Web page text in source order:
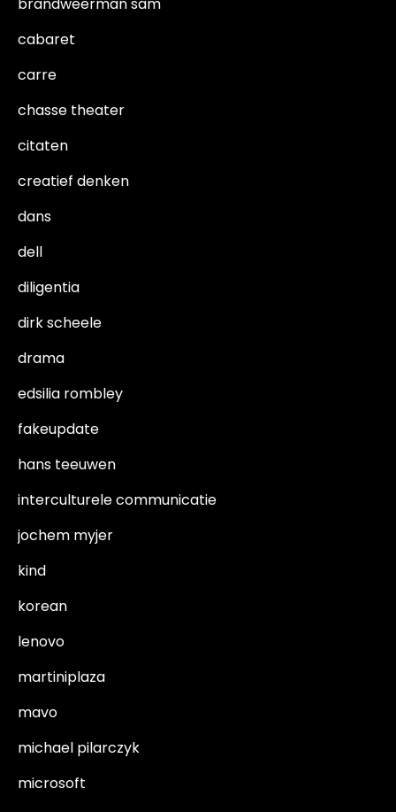
cabaret
carre
chasse theater
citaten
creatief denken
dans
dell
diligentia
dirk scheele
drama
edsilia rombley
fakeupdate
hans teeuwen
interculturele communicatie
jochem myjer
kind
korean
lenovo
martiniplaza
mavo
michael pilarczyk
microsoft